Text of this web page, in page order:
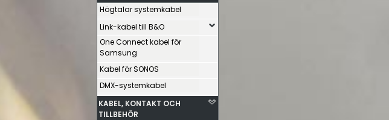
Högtalar systemkabel
Link-kabel till B&O
One Connect kabel för
Samsung
Kabel för SONOS
DMX-systemkabel
KABEL, KONTAKT OCH
TILLBEHÖR